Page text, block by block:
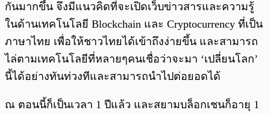
กันมากขึ้น จึงมีแนวคิดที่จะเปิดเว็บข่าวสารและความรู้
ในด้านเทคโนโลยี Blockchain และ Cryptocurrency ที่เป็น
ภาษาไทย เพื่อให้ชาวไทยได้เข้าถึงง่ายขึ้น และสามารถ
ไล่ตามเทคโนโลยีที่หลายๆคนเชื่อว่าจะมา ‘เปลี่ยนโลก’
นี้ได้อย่างทันท่วงทีและสามารถนำไปต่อยอดได้
ณ ตอนนี้ก็เป็นเวลา 1 ปีแล้ว และสยามบล็อกเชนก็อายุ 1